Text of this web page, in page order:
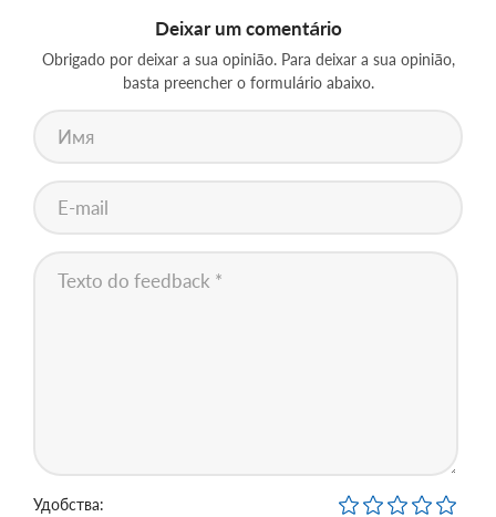
Deixar um comentário
Obrigado por deixar a sua opinião. Para deixar a sua opinião,
basta preencher o formulário abaixo.
Удобства: